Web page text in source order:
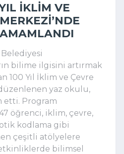
İKLIM VE
bilime ilgisini artırmak
100 Yıl İklim ve Çevre
yaz okulu,
etti. Program
öğrenci, iklim, çevre,
kodlama gibi
çeşitli atölyelere
bilimsel